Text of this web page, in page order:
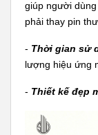
giúp người
phải thay pin
- Thời gian sử
lượng hiệu ứng
- Thiết kế đẹp